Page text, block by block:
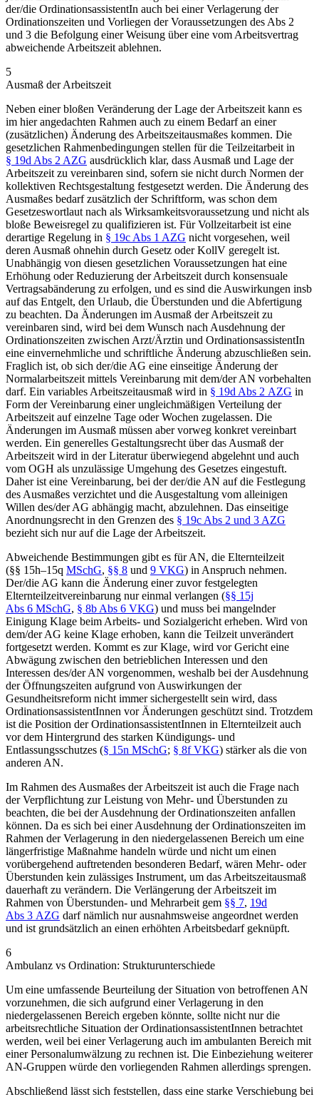
der/die OrdinationsassistentIn auch bei einer Verlagerung der
Ordinationszeiten und Vorliegen der Voraussetzungen des Abs 2
und 3 die Befolgung einer Weisung über eine vom Arbeitsvertrag
abweichende Arbeitszeit ablehnen.
5
Ausmaß der Arbeitszeit
Neben einer bloßen Veränderung der Lage der Arbeitszeit kann es
im hier angedachten Rahmen auch zu einem Bedarf an einer
(zusätzlichen) Änderung des Arbeitszeitausmaßes kommen. Die
gesetzlichen Rahmenbedingungen stellen für die Teilzeitarbeit in
§ 19d Abs 2 AZG ausdrücklich klar, dass Ausmaß und Lage der
Arbeitszeit zu vereinbaren sind, sofern sie nicht durch Normen der
kollektiven Rechtsgestaltung festgesetzt werden. Die Änderung des
Ausmaßes bedarf zusätzlich der Schriftform, was schon dem
Gesetzeswortlaut nach als Wirksamkeitsvoraussetzung und nicht als
bloße Beweisregel zu qualifizieren ist. Für Vollzeitarbeit ist eine
derartige Regelung in § 19c Abs 1 AZG nicht vorgesehen, weil
deren Ausmaß ohnehin durch Gesetz oder KollV geregelt ist.
Unabhängig von diesen gesetzlichen Voraussetzungen hat eine
Erhöhung oder Reduzierung der Arbeitszeit durch konsensuale
Vertragsabänderung zu erfolgen, und es sind die Auswirkungen insb
auf das Entgelt, den Urlaub, die Überstunden und die Abfertigung
zu beachten. Da Änderungen im Ausmaß der Arbeitszeit zu
vereinbaren sind, wird bei dem Wunsch nach Ausdehnung der
Ordinationszeiten zwischen Arzt/Ärztin und OrdinationsassistentIn
eine einvernehmliche und schriftliche Änderung abzuschließen sein.
Fraglich ist, ob sich der/die AG eine einseitige Änderung der
Normalarbeitszeit mittels Vereinbarung mit dem/der AN vorbehalten
darf. Ein variables Arbeitszeitausmaß wird in § 19d Abs 2 AZG in
Form der Vereinbarung einer ungleichmäßigen Verteilung der
Arbeitszeit auf einzelne Tage oder Wochen zugelassen. Die
Änderungen im Ausmaß müssen aber vorweg konkret vereinbart
werden. Ein generelles Gestaltungsrecht über das Ausmaß der
Arbeitszeit wird in der Literatur überwiegend abgelehnt und auch
vom OGH als unzulässige Umgehung des Gesetzes eingestuft.
Daher ist eine Vereinbarung, bei der der/die AN auf die Festlegung
des Ausmaßes verzichtet und die Ausgestaltung vom alleinigen
Willen des/der AG abhängig macht, abzulehnen. Das einseitige
Anordnungsrecht in den Grenzen des § 19c Abs 2 und 3 AZG
bezieht sich nur auf die Lage der Arbeitszeit.
Abweichende Bestimmungen gibt es für AN, die Elternteilzeit
(§§ 15h–15q MSchG, §§ 8 und 9 VKG) in Anspruch nehmen.
Der/die AG kann die Änderung einer zuvor festgelegten
Elternteilzeitvereinbarung nur einmal verlangen (§§ 15j
Abs 6 MSchG, § 8b Abs 6 VKG) und muss bei mangelnder
Einigung Klage beim Arbeits- und Sozialgericht erheben. Wird von
dem/der AG keine Klage erhoben, kann die Teilzeit unverändert
fortgesetzt werden. Kommt es zur Klage, wird vor Gericht eine
Abwägung zwischen den betrieblichen Interessen und den
Interessen des/der AN vorgenommen, weshalb bei der Ausdehnung
der Öffnungszeiten aufgrund von Auswirkungen der
Gesundheitsreform nicht immer sichergestellt sein wird, dass
OrdinationsassistentInnen vor Änderungen geschützt sind. Trotzdem
ist die Position der OrdinationsassistentInnen in Elternteilzeit auch
vor dem Hintergrund des starken Kündigungs- und
Entlassungsschutzes (§ 15n MSchG; § 8f VKG) stärker als die von
anderen AN.
Im Rahmen des Ausmaßes der Arbeitszeit ist auch die Frage nach
der Verpflichtung zur Leistung von Mehr- und Überstunden zu
beachten, die bei der Ausdehnung der Ordinationszeiten anfallen
können. Da es sich bei einer Ausdehnung der Ordinationszeiten im
Rahmen der Verlagerung in den niedergelassenen Bereich um eine
längerfristige Maßnahme handeln würde und nicht um einen
vorübergehend auftretenden besonderen Bedarf, wären Mehr- oder
Überstunden kein zulässiges Instrument, um das Arbeitszeitausmaß
dauerhaft zu verändern. Die Verlängerung der Arbeitszeit im
Rahmen von Überstunden- und Mehrarbeit gem §§ 7, 19d
Abs 3 AZG darf nämlich nur ausnahmsweise angeordnet werden
und ist grundsätzlich an einen erhöhten Arbeitsbedarf geknüpft.
6
Ambulanz vs Ordination: Strukturunterschiede
Um eine umfassende Beurteilung der Situation von betroffenen AN
vorzunehmen, die sich aufgrund einer Verlagerung in den
niedergelassenen Bereich ergeben könnte, sollte nicht nur die
arbeitsrechtliche Situation der OrdinationsassistentInnen betrachtet
werden, weil bei einer Verlagerung auch im ambulanten Bereich mit
einer Personalumwälzung zu rechnen ist. Die Einbeziehung weiterer
AN-Gruppen würde den vorliegenden Rahmen allerdings sprengen.
Abschließend lässt sich feststellen, dass eine starke Verschiebung bei